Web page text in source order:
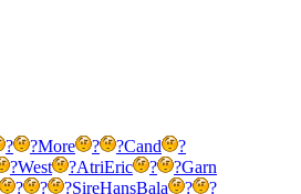
? ?More ? ?Cand
?
?West ?AtriEric ? ?Garn
? ? ?SireHansBala ?
?